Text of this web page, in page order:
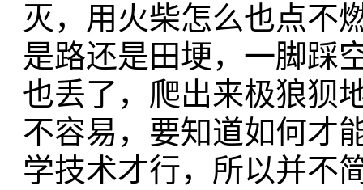
灭，用火柴怎么也点不
是路还是田埂，一脚踩
也丢了，爬出来极狼狈
不容易，要知道如何才
学技术才行，所以并不